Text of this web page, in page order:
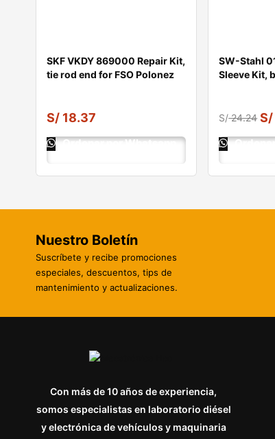
SKF VKDY 869000 Repair Kit,
tie rod end for FSO Polonez
S/ 18.37
Ordenar por Whatsapp
SW-Stahl
Sleeve Kit,
S/24.24 S/
Nuestro Boletín
Suscríbete y recibe promociones
especiales, descuentos, tips de
mantenimiento y actualizaciones.
Con más de 10 años de experiencia,
somos especialistas en laboratorio diésel
y electrónica de vehículos y maquinaria